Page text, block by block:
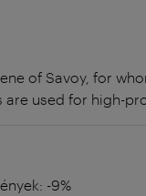
of Savoy, for
used for high-
: -9%